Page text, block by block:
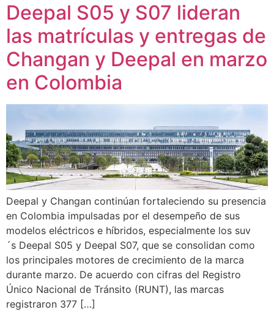
Deepal S05 y S07 lideran
las matrículas y entregas de
Changan y Deepal en marzo
en Colombia
Deepal y Changan continúan fortaleciendo su presencia
en Colombia impulsadas por el desempeño de sus
modelos eléctricos e híbridos, especialmente los suv
´s Deepal S05 y Deepal S07, que se consolidan como
los principales motores de crecimiento de la marca
durante marzo. De acuerdo con cifras del Registro
Único Nacional de Tránsito (RUNT), las marcas
registraron 377 […]